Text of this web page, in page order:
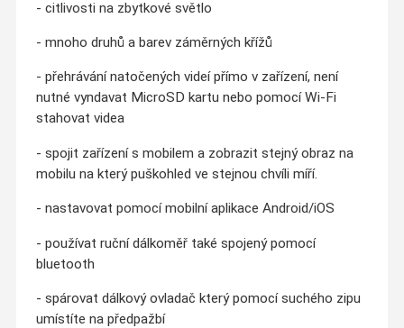
- citlivosti na zbytkové světlo
- mnoho druhů a barev záměrných křížů
- přehrávání natočených videí přímo v zařízení, není
nutné vyndavat MicroSD kartu nebo pomocí Wi-Fi
stahovat videa
- spojit zařízení s mobilem a zobrazit stejný obraz na
mobilu na který puškohled ve stejnou chvíli míří.
- nastavovat pomocí mobilní aplikace Android/iOS
- používat ruční dálkoměř také spojený pomocí
bluetooth
- spárovat dálkový ovladač který pomocí suchého zipu
umístíte na předpažbí